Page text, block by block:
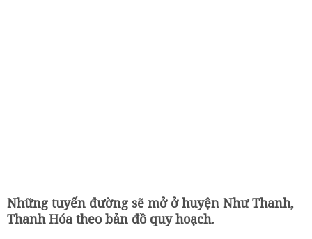
Những tuyến đường sẽ mở ở huyện Như Thanh,
Thanh Hóa theo bản đồ quy hoạch.